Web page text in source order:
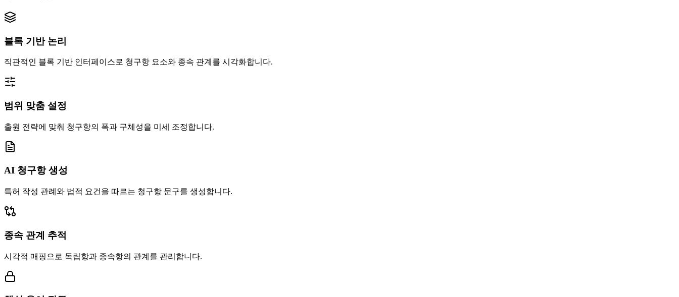
블록 기반 논리
직관적인 블록 기반 인터페이스로 청구항 요소와 종속 관계를 시각화합니다.
범위 맞춤 설정
출원 전략에 맞춰 청구항의 폭과 구체성을 미세 조정합니다.
AI 청구항 생성
특허 작성 관례와 법적 요건을 따르는 청구항 문구를 생성합니다.
종속 관계 추적
시각적 매핑으로 독립항과 종속항의 관계를 관리합니다.